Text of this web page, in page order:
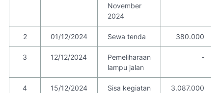
November
2024
2 01/12/2024 Sewa tenda 380.000
3 12/12/2024
Pemeliharaan
lampu jalan
-
4 15/12/2024
Sisa kegiatan
3.087.000